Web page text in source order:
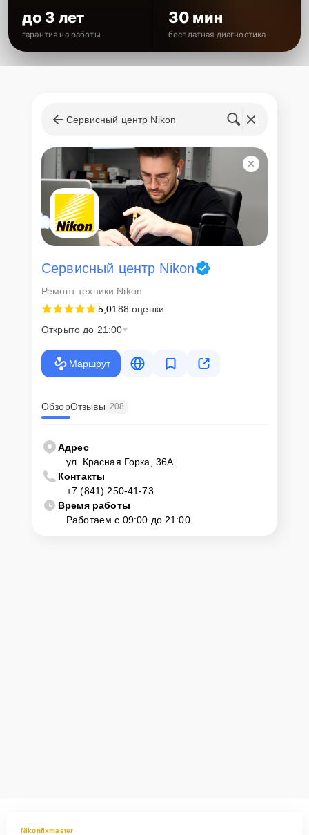
до 3 лет
гарантия на работы
30 мин
бесплатная диагностика
Сервисный центр Nikon
Сервисный центр Nikon
Ремонт техники Nikon
5,0188 оценки
Открыто до 21:00
Маршрут
ОбзорОтзывы 208
Адрес
ул. Красная Горка, 36А
Контакты
+7 (841) 250-41-73
Время работы
Работаем с 09:00 до 21:00
Nikonfixmaster